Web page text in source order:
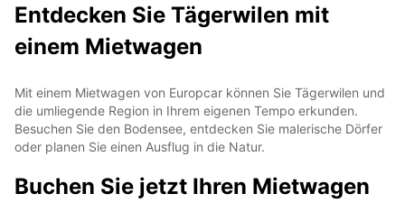
Entdecken Sie Tägerwilen mit
einem Mietwagen
Mit einem Mietwagen von Europcar können Sie Tägerwilen und
die umliegende Region in Ihrem eigenen Tempo erkunden.
Besuchen Sie den Bodensee, entdecken Sie malerische Dörfer
oder planen Sie einen Ausflug in die Natur.
Buchen Sie jetzt Ihren Mietwagen